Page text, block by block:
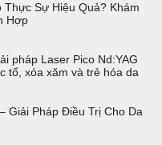
Sự Hiệu Quả? Khám
Hợp
pháp Laser Pico Nd:YAG
tố, xóa xăm và trẻ hóa da
Giải Pháp Điều Trị Cho Da